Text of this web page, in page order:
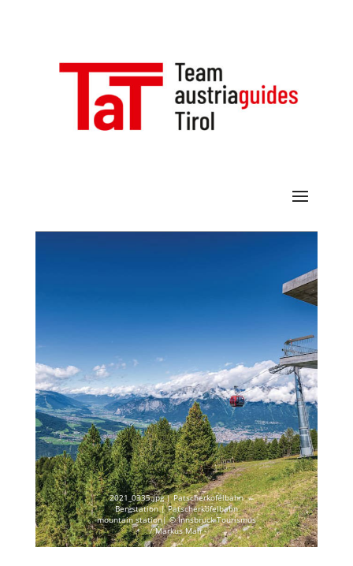
2021_0335.jpg | Patscherkofelbahn
Bergstation | Patscherkofelbahn
mountain station| © Innsbruck Tourismus
/ Markus Mair